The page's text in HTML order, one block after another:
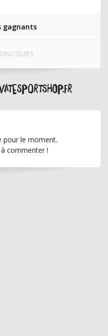
gagnants
pour le moment.
commenter !